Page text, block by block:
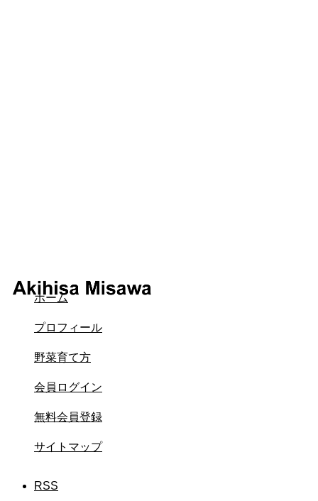
ホーム
プロフィール
野菜育て方
会員ログイン
無料会員登録
サイトマップ
RSS